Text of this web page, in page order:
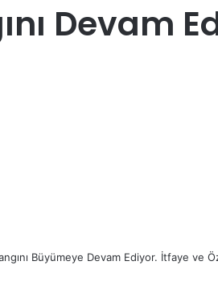
Devam
Büyümeye Devam Ediyor. İtfaye